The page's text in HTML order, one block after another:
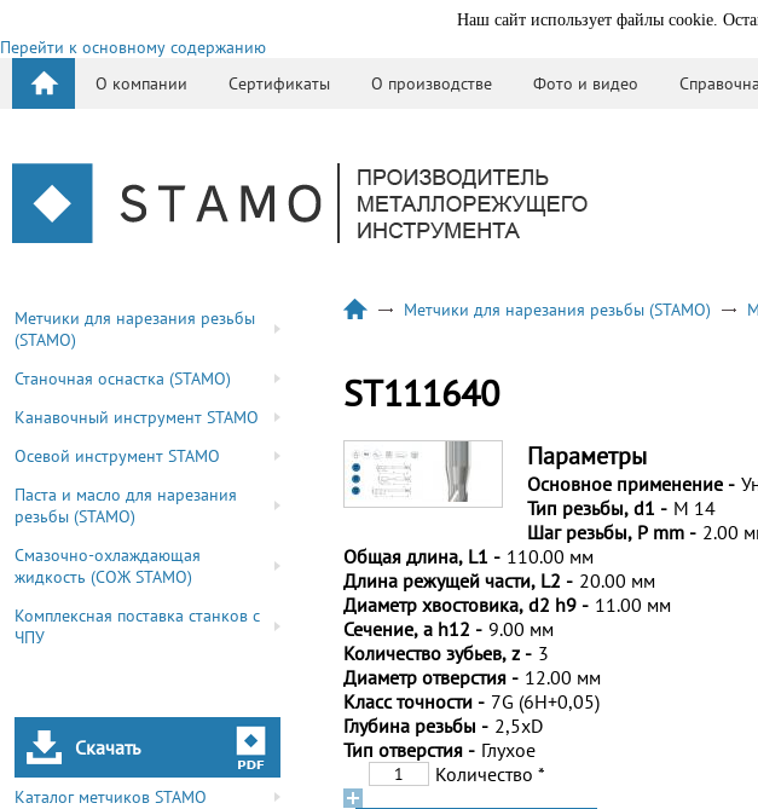
Наш сайт использует файлы cookie.
Перейти к основному содержанию
О компании
Сертификаты О производстве Фото и видео
Метчики для нарезания резьбы
(STAMO)
Станочная оснастка (STAMO)
Канавочный инструмент STAMO
Осевой инструмент STAMO
Паста и масло для нарезания
резьбы (STAMO)
Смазочно-охлаждающая
жидкость (СОЖ STAMO)
Комплексная поставка станков с
ЧПУ
Скачать
Каталог метчиков STAMO
Метчики для нарезания резьбы (STAMO)
ST111640
Параметры
Основное применение -
Тип резьбы, d1 - M 14
Шаг резьбы, P mm - 2.00
Общая длина, L1 - 110.00 мм
Длина режущей части, L2 - 20.00 мм
Диаметр хвостовика, d2 h9 - 11.00 мм
Сечение, a h12 - 9.00 мм
Количество зубьев, z - 3
Диаметр отверстия - 12.00 мм
Класс точности - 7G (6H+0,05)
Глубина резьбы - 2,5xD
Тип отверстия - Глухое
Количество *